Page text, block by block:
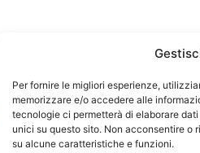
Per fornire le migliori esperienze,
memorizzare e/o accedere alle
tecnologie ci permetterà di elaborare
unici su questo sito. Non acconsentire o
su alcune caratteristiche e funzioni.
80069130583